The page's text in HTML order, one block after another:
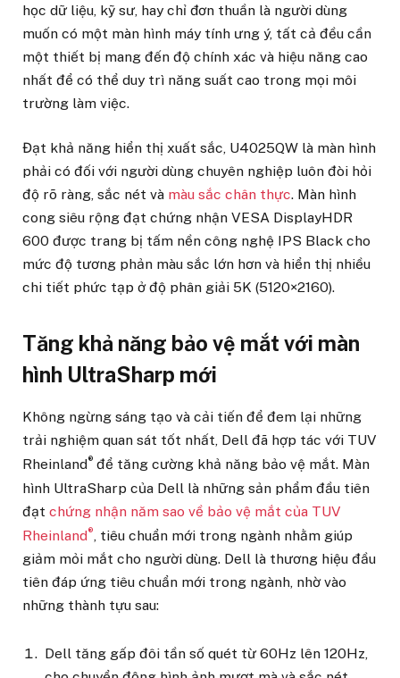
học dữ liệu, kỹ sư, hay chỉ đơn thuần là người dùng
muốn có một màn hình máy tính ưng ý, tất cả đều cần
một thiết bị mang đến độ chính xác và hiệu năng cao
nhất để có thể duy trì năng suất cao trong mọi môi
trường làm việc.
Đạt khả năng hiển thị xuất sắc, U4025QW là màn hình
phải có đối với người dùng chuyên nghiệp luôn đòi hỏi
độ rõ ràng, sắc nét và màu sắc chân thực. Màn hình
cong siêu rộng đạt chứng nhận VESA DisplayHDR
600 được trang bị tấm nền công nghệ IPS Black cho
mức độ tương phản màu sắc lớn hơn và hiển thị nhiều
chi tiết phức tạp ở độ phân giải 5K (5120×2160).
Tăng khả năng bảo vệ mắt với màn
hình UltraSharp mới
Không ngừng sáng tạo và cải tiến để đem lại những
trải nghiệm quan sát tốt nhất, Dell đã hợp tác với TUV
Rheinland® để tăng cường khả năng bảo vệ mắt. Màn
hình UltraSharp của Dell là những sản phẩm đầu tiên
đạt chứng nhận năm sao về bảo vệ mắt của TUV
Rheinland®, tiêu chuẩn mới trong ngành nhằm giúp
giảm mỏi mắt cho người dùng. Dell là thương hiệu đầu
tiên đáp ứng tiêu chuẩn mới trong ngành, nhờ vào
những thành tựu sau:
Dell tăng gấp đôi tần số quét từ 60Hz lên 120Hz,